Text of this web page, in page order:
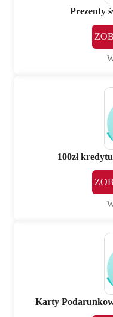
Prezenty
100zł
Karty